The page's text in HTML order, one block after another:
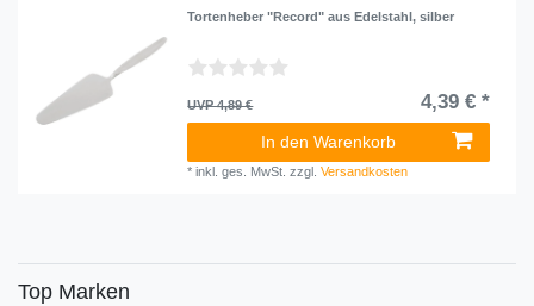
Tortenheber "Record" aus Edelstahl, silber
UVP 4,89 € 4,39 € *
In den Warenkorb
*inkl. ges. MwSt. zzgl.Versandkosten
Top Marken